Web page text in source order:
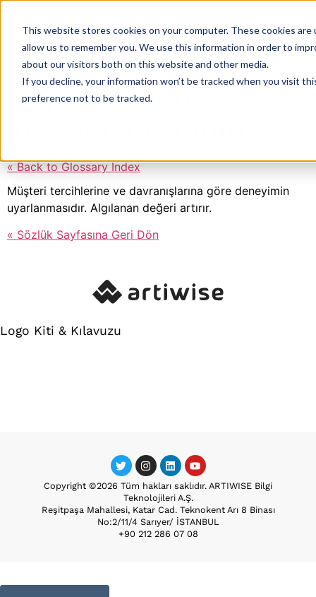
This website stores cookies on your computer. These cookies
allow us to remember you. We use this information in order to
about our visitors both on this website and other media.
If you decline, your information won’t be tracked when you visit
preference not to be tracked.
Kişiselleştirme
« Back to Glossary Index
Müşteri tercihlerine ve davranışlarına göre deneyimin
uyarlanmasıdır. Algılanan değeri artırır.
« Sözlük Sayfasına Geri Dön
Logo Kiti & Kılavuzu
Copyright ©2026 Tüm hakları saklıdır. ARTIWISE Bilgi
Teknolojileri A.Ş.
Reşitpaşa Mahallesi, Katar Cad. Teknokent Arı 8 Binası
No:2/11/4 Sarıyer/ İSTANBUL
+90 212 286 07 08